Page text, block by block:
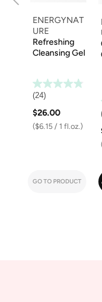
ENERGYNAT
URE
Refreshing
Cleansing Gel
(24)
$26.00
($6.15 / 1 fl.oz.)
GO TO PRODUCT